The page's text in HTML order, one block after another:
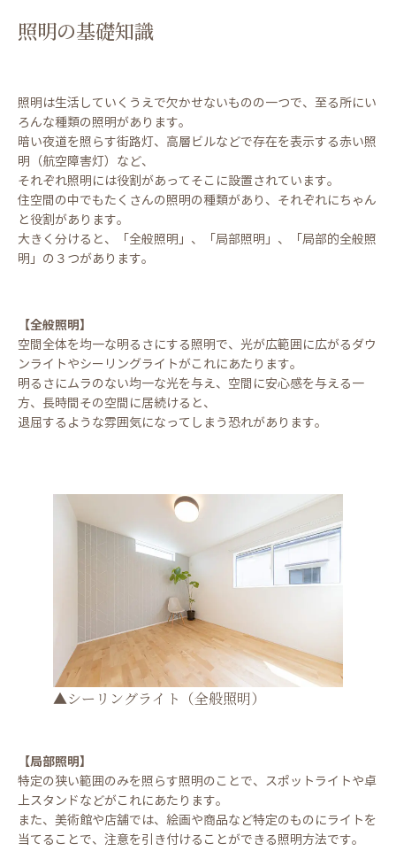
照明の基礎知識
照明は生活していくうえで欠かせないものの一つで、至る所にい
ろんな種類の照明があります。
暗い夜道を照らす街路灯、高層ビルなどで存在を表示する赤い照
明（航空障害灯）など、
それぞれ照明には役割があってそこに設置されています。
住空間の中でもたくさんの照明の種類があり、それぞれにちゃん
と役割があります。
大きく分けると、「全般照明」、「局部照明」、「局部的全般照
明」の３つがあります。
【全般照明】
空間全体を均一な明るさにする照明で、光が広範囲に広がるダウ
ンライトやシーリングライトがこれにあたります。
明るさにムラのない均一な光を与え、空間に安心感を与える一
方、長時間その空間に居続けると、
退屈するような雰囲気になってしまう恐れがあります。
▲シーリングライト（全般照明）
【局部照明】
特定の狭い範囲のみを照らす照明のことで、スポットライトや卓
上スタンドなどがこれにあたります。
また、美術館や店舗では、絵画や商品など特定のものにライトを
当てることで、注意を引き付けることができる照明方法です。